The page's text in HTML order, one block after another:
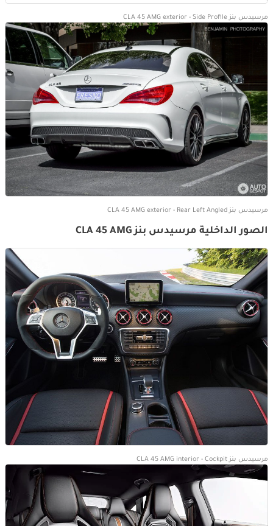
مرسيدس بنز CLA 45 AMG exterior - Side Profile
مرسيدس بنز CLA 45 AMG exterior - Rear Left Angled
الصور الداخلية مرسيدس بنز CLA 45 AMG
مرسيدس بنز CLA 45 AMG interior - Cockpit